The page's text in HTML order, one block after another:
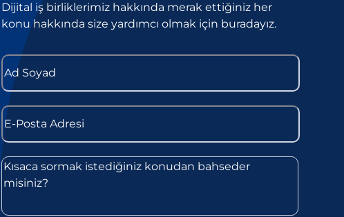
Dijital iş birliklerimiz hakkında merak ettiğiniz her
konu hakkında size yardımcı olmak için buradayız.